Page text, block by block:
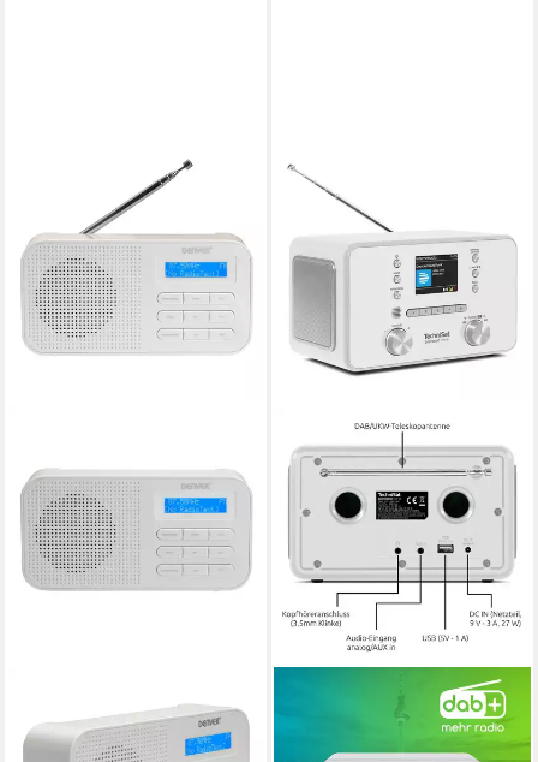
DAB-42W Digitalradio (DAB)
Leistung
DIGITRADIO 550 IR Internet-